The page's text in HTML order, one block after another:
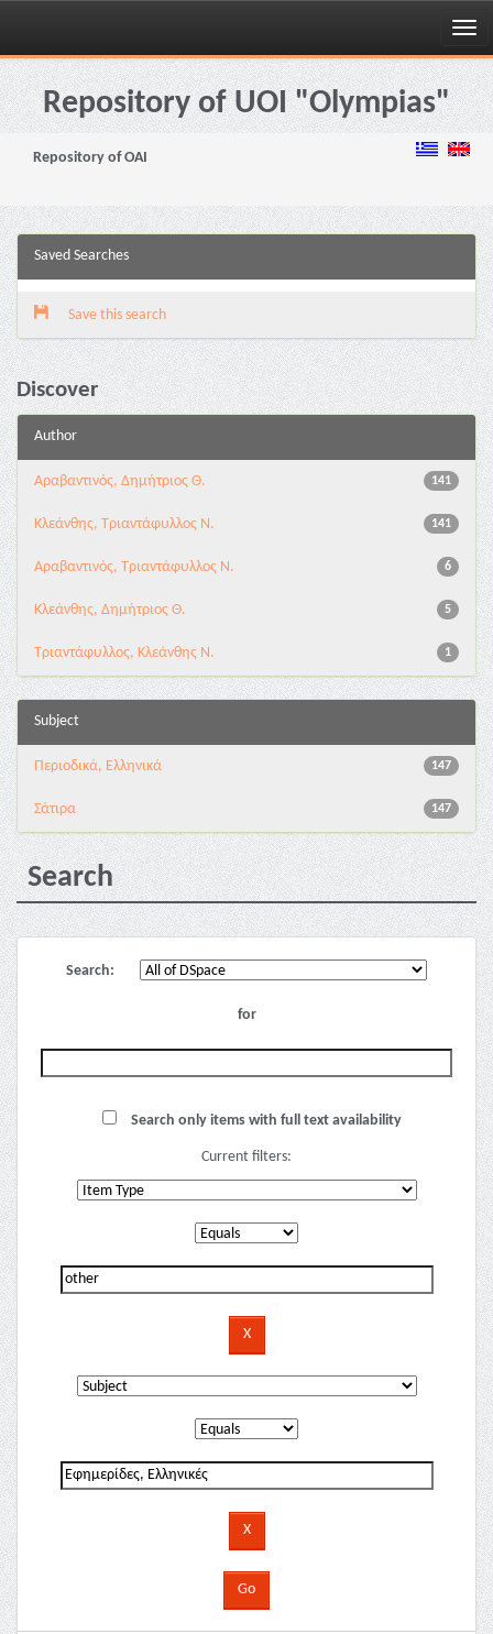
Skip
navigationRepository of UOI "Olympias"
Repository of OAI
Saved Searches
Save this search
Discover
Author
141
Αραβαντινός, Δημήτριος Θ.
141
Κλεάνθης, Τριαντάφυλλος Ν.
6
Αραβαντινός, Τριαντάφυλλος Ν.
5
Κλεάνθης, Δημήτριος Θ.
1
Τριαντάφυλλος, Κλεάνθης Ν.
Subject
147
Περιοδικά, Ελληνικά
147
Σάτιρα
Search
Search:
for
Search only items with full text availability
Current filters: